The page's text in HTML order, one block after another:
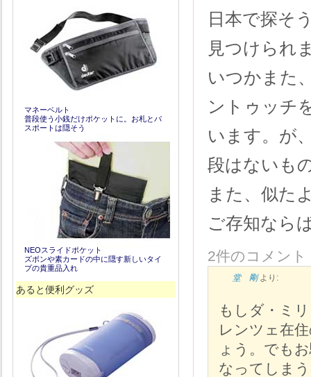
日本で探そ
見つけられ
いつかまた
ントゥッチ
います。が
段はないも
また、似た
ご存知なら
2件のコメント
堂 剛 より:
もしダ・ミ
レンツェ在
ょう。でも
なってしま
マネーベルト
普段使う小銭だけポケットに。お札とパ
スポートは隠そう
NEOスライドポケット
ズボンや素カードの中に隠す新しいタイ
プの貴重品入れ
あると便利グッズ